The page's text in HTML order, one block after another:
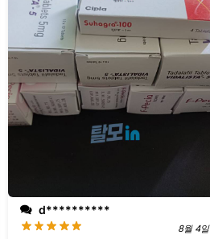
d**********
8월 4일